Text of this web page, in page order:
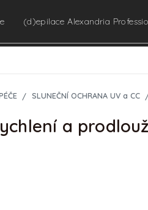
(d)epilace Alexandria
SLUNEČNÍ OCHRANA UV a CC
a